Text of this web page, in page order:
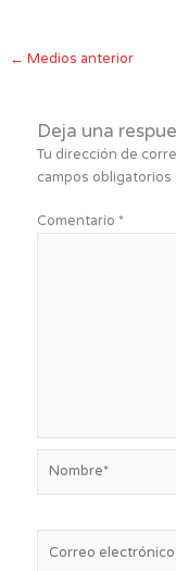
← Medios anterior
Deja una
Tu dirección de
campos
Comentario *
electrónico*